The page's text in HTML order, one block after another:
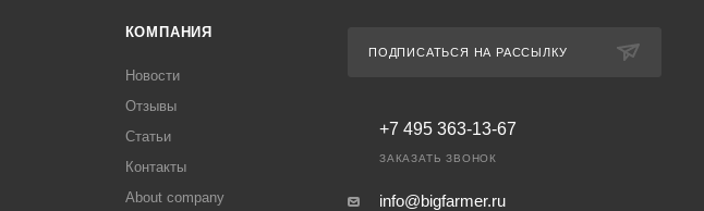
КОМПАНИЯ
Новости
Отзывы
Статьи
Контакты
About company
ПОДПИСАТЬСЯ НА РАССЫЛКУ
+7 495 363-13-67
ЗАКАЗАТЬ ЗВОНОК
info@bigfarmer.ru